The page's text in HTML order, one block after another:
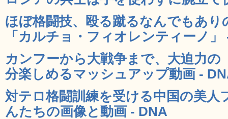
ほぼ格闘技、殴る蹴るなんでもあ
「カルチョ・フィオレンティーノ」
カンフーから大戦争まで、大迫力の
分楽しめるマッシュアップ動画 -
対テロ格闘訓練を受ける中国の美
んたちの画像と動画 - DNA